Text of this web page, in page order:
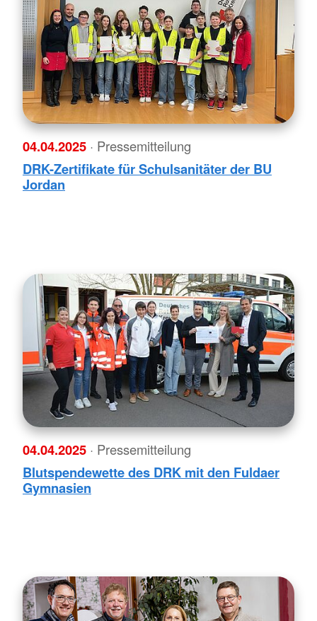
04.04.2025 · Pressemitteilung
DRK-Zertifikate für Schulsanitäter der BU
Jordan
04.04.2025 · Pressemitteilung
Blutspendewette des DRK mit den Fuldaer
Gymnasien